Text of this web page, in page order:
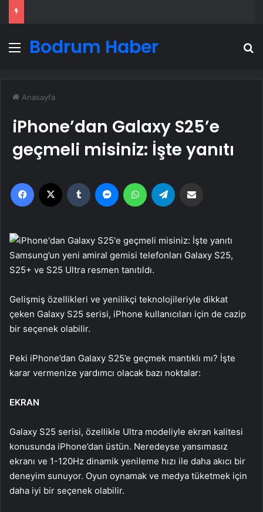
Menü
Bodrum Haber
Anasayfa
iPhone’dan Galaxy S25’e
geçmeli misiniz: İşte yanıtı
Facebook Tumblr MessengerWhatsApp
Samsung’un yeni amiral gemisi telefonları Galaxy S25,
S25+ ve S25 Ultra resmen tanıtıldı.
Gelişmiş özellikleri ve yenilikçi teknolojileriyle dikkat
çeken Galaxy S25 serisi, iPhone kullanıcıları için de cazip
bir seçenek olabilir.
Peki iPhone’dan Galaxy S25’e geçmek mantıklı mı? İşte
karar vermenize yardımcı olacak bazı noktalar:
EKRAN
Galaxy S25 serisi, özellikle Ultra modeliyle ekran kalitesi
konusunda iPhone’dan üstün. Neredeyse yansımasız
ekranı ve 1-120Hz dinamik yenileme hızı ile daha akıcı bir
deneyim sunuyor. Oyun oynamak ve medya tüketmek için
daha iyi bir seçenek olabilir.